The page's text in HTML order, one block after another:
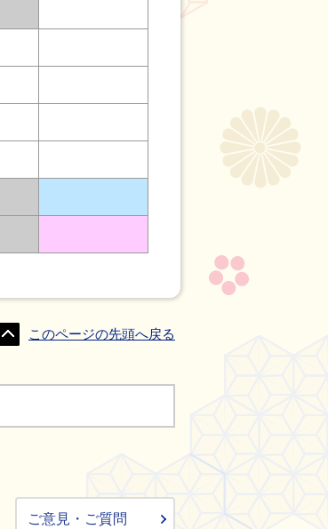
このページの先頭へ戻る
ご意見・ご質問